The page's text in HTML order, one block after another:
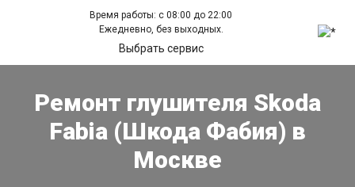
Время работы: с 08:00 до 22:00
Ежедневно, без выходных.
Выбрать сервис
Ремонт глушителя Skoda
Fabia (Шкода Фабия) в
Москве